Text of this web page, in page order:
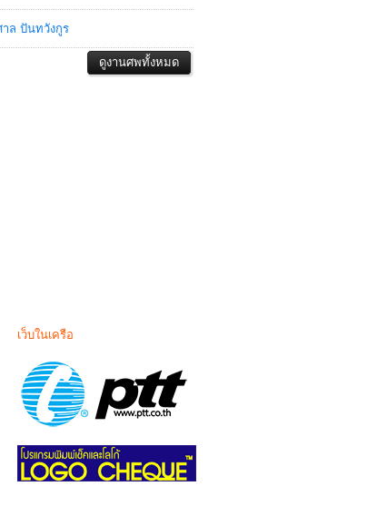
ล ปันทวังกูร
เว็บในเครือ